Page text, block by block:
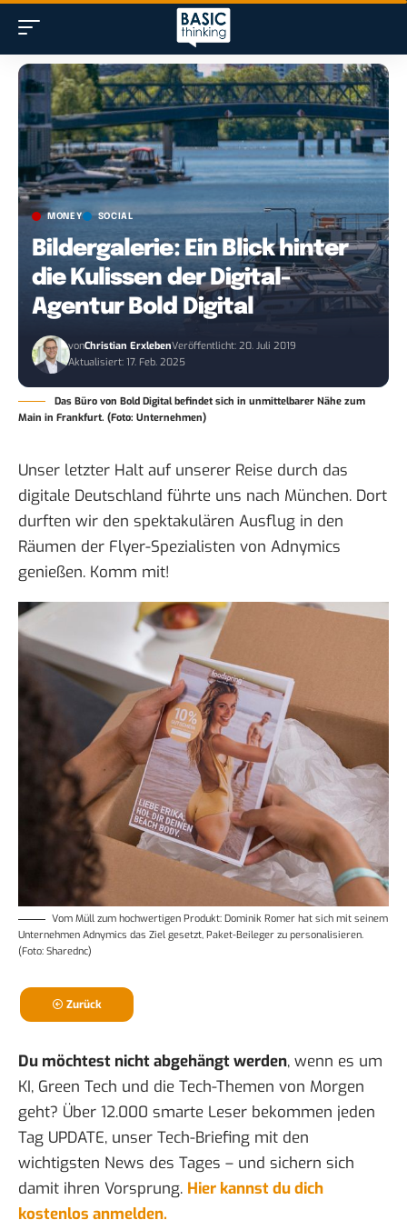
MONEY SOCIAL
Bildergalerie: Ein Blick hinter
die Kulissen der Digital-
Agentur Bold Digital
vonChristian ErxlebenVeröffentlicht: 20. Juli 2019
Aktualisiert: 17. Feb. 2025
Das Büro von Bold Digital befindet sich in unmittelbarer Nähe zum
Main in Frankfurt. (Foto: Unternehmen)
Unser letzter Halt auf unserer Reise durch das
digitale Deutschland führte uns nach München. Dort
durften wir den spektakulären Ausflug in den
Räumen der Flyer-Spezialisten von Adnymics
genießen. Komm mit!
Vom Müll zum hochwertigen Produkt: Dominik Romer hat sich mit seinem
Unternehmen Adnymics das Ziel gesetzt, Paket-Beileger zu personalisieren.
(Foto: Sharednc)
Zurück
Du möchtest nicht abgehängt werden, wenn es um
KI, Green Tech und die Tech-Themen von Morgen
geht? Über 12.000 smarte Leser bekommen jeden
Tag UPDATE, unser Tech-Briefing mit den
wichtigsten News des Tages – und sichern sich
damit ihren Vorsprung. Hier kannst du dich
kostenlos anmelden.